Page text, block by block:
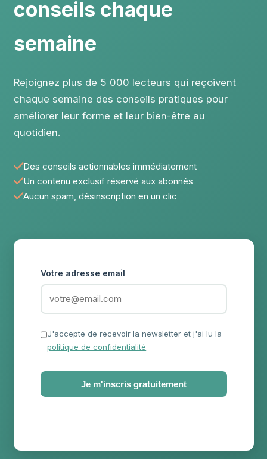
conseils chaque
semaine
Rejoignez plus de 5 000 lecteurs qui reçoivent
chaque semaine des conseils pratiques pour
améliorer leur forme et leur bien-être au
quotidien.
Des conseils actionnables immédiatement
Un contenu exclusif réservé aux abonnés
Aucun spam, désinscription en un clic
Votre adresse email
J'accepte de recevoir la newsletter et j'ai lu la
politique de confidentialité
Je m'inscris gratuitement